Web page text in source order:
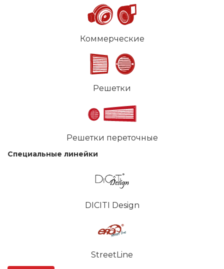
Коммерческие
Решетки
Решетки переточные
Специальные линейки
DICITI Design
StreetLine